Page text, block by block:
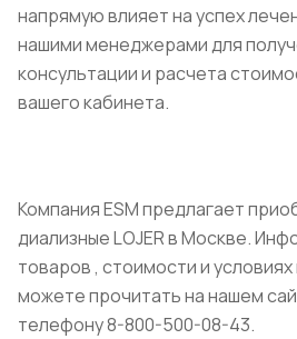
напрямую влияет на успех
нашими менеджерами для
консультации и расчета
вашего кабинета.
Компания ESM предлагает
диализные LOJER в Москве.
товаров , стоимости и
можете прочитать на нашем
телефону 8-800-500-08-43.